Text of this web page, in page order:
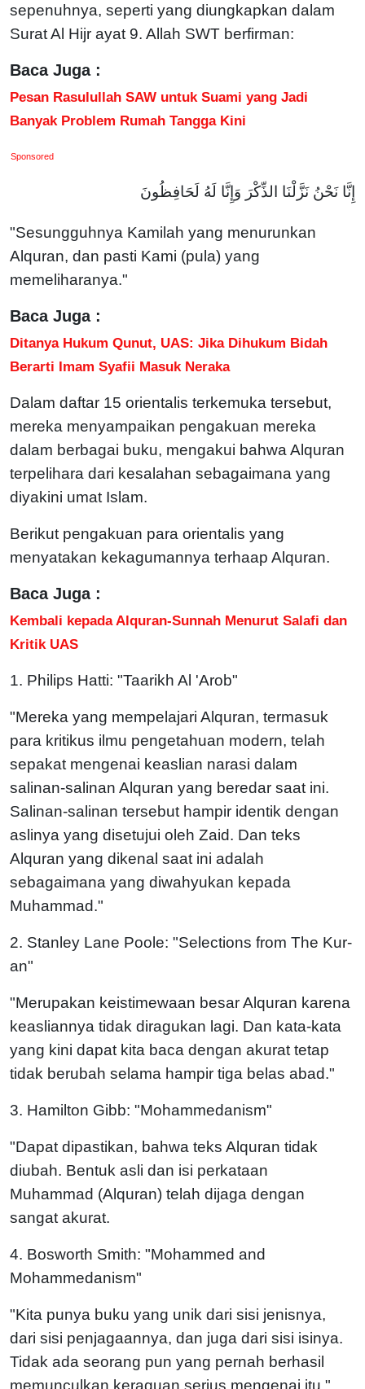
sepenuhnya, seperti yang diungkapkan dalam
Surat Al Hijr ayat 9. Allah SWT berfirman:
Baca Juga :
Pesan Rasulullah SAW untuk Suami yang Jadi
Banyak Problem Rumah Tangga Kini
Sponsored
إِنَّا نَحْنُ نَزَّلْنَا الذِّكْرَ وَإِنَّا لَهُ لَحَافِظُونَ
"Sesungguhnya Kamilah yang menurunkan
Alquran, dan pasti Kami (pula) yang
memeliharanya."
Baca Juga :
Ditanya Hukum Qunut, UAS: Jika Dihukum Bidah
Berarti Imam Syafii Masuk Neraka
Dalam daftar 15 orientalis terkemuka tersebut,
mereka menyampaikan pengakuan mereka
dalam berbagai buku, mengakui bahwa Alquran
terpelihara dari kesalahan sebagaimana yang
diyakini umat Islam.
Berikut pengakuan para orientalis yang
menyatakan kekagumannya terhaap Alquran.
Baca Juga :
Kembali kepada Alquran-Sunnah Menurut Salafi dan
Kritik UAS
1. Philips Hatti: "Taarikh Al 'Arob"
"Mereka yang mempelajari Alquran, termasuk
para kritikus ilmu pengetahuan modern, telah
sepakat mengenai keaslian narasi dalam
salinan-salinan Alquran yang beredar saat ini.
Salinan-salinan tersebut hampir identik dengan
aslinya yang disetujui oleh Zaid. Dan teks
Alquran yang dikenal saat ini adalah
sebagaimana yang diwahyukan kepada
Muhammad."
2. Stanley Lane Poole: "Selections from The Kur-
an"
"Merupakan keistimewaan besar Alquran karena
keasliannya tidak diragukan lagi. Dan kata-kata
yang kini dapat kita baca dengan akurat tetap
tidak berubah selama hampir tiga belas abad."
3. Hamilton Gibb: "Mohammedanism"
"Dapat dipastikan, bahwa teks Alquran tidak
diubah. Bentuk asli dan isi perkataan
Muhammad (Alquran) telah dijaga dengan
sangat akurat.
4. Bosworth Smith: "Mohammed and
Mohammedanism"
"Kita punya buku yang unik dari sisi jenisnya,
dari sisi penjagaannya, dan juga dari sisi isinya.
Tidak ada seorang pun yang pernah berhasil
memunculkan keraguan serius mengenai itu."